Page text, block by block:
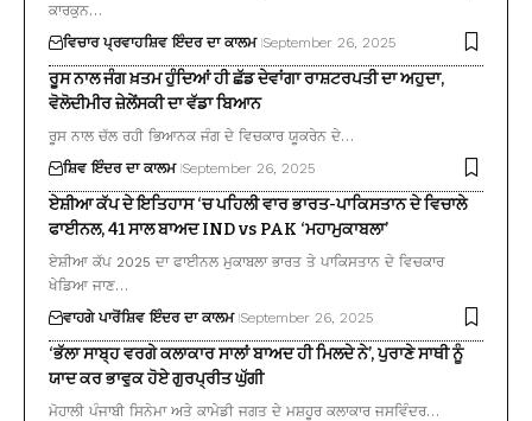
ਕਾਰਕੁਨ…
ਵਿਚਾਰ ਪ੍ਰਵਾਹਸ਼ਿਵ ਇੰਦਰ ਦਾ ਕਾਲਮ September 26, 2025
ਰੂਸ ਨਾਲ ਜੰਗ ਖ਼ਤਮ ਹੁੰਦਿਆਂ ਹੀ ਛੱਡ ਦੇਵਾਂਗਾ ਰਾਸ਼ਟਰਪਤੀ ਦਾ ਅਹੁਦਾ,
ਵੋਲੋਦੀਮੀਰ ਜ਼ੇਲੇਂਸਕੀ ਦਾ ਵੱਡਾ ਬਿਆਨ
ਰੂਸ ਨਾਲ ਚੱਲ ਰਹੀ ਭਿਆਨਕ ਜੰਗ ਦੇ ਵਿਚਕਾਰ ਯੂਕਰੇਨ ਦੇ…
ਸ਼ਿਵ ਇੰਦਰ ਦਾ ਕਾਲਮ September 26, 2025
ਏਸ਼ੀਆ ਕੱਪ ਦੇ ਇਤਿਹਾਸ ‘ਚ ਪਹਿਲੀ ਵਾਰ ਭਾਰਤ-ਪਾਕਿਸਤਾਨ ਦੇ ਵਿਚਾਲੇ
ਫਾਈਨਲ, 41 ਸਾਲ ਬਾਅਦ IND vs PAK ‘ਮਹਾਮੁਕਾਬਲਾ’
ਏਸ਼ੀਆ ਕੱਪ 2025 ਦਾ ਫਾਈਨਲ ਮੁਕਾਬਲਾ ਭਾਰਤ ਤੇ ਪਾਕਿਸਤਾਨ ਦੇ ਵਿਚਕਾਰ
ਖੇਡਿਆ ਜਾਣ…
ਵਾਹਗੇ ਪਾਰੋਂਸ਼ਿਵ ਇੰਦਰ ਦਾ ਕਾਲਮ September 26, 2025
‘ਭੱਲਾ ਸਾਬ੍ਹ ਵਰਗੇ ਕਲਾਕਾਰ ਸਾਲਾਂ ਬਾਅਦ ਹੀ ਮਿਲਦੇ ਨੇ’, ਪੁਰਾਣੇ ਸਾਥੀ ਨੂੰ
ਯਾਦ ਕਰ ਭਾਵੁਕ ਹੋਏ ਗੁਰਪ੍ਰੀਤ ਘੁੱਗੀ
ਮੋਹਾਲੀ ਪੰਜਾਬੀ ਸਿਨੇਮਾ ਅਤੇ ਕਾਮੇਡੀ ਜਗਤ ਦੇ ਮਸ਼ਹੂਰ ਕਲਾਕਾਰ ਜਸਵਿੰਦਰ…